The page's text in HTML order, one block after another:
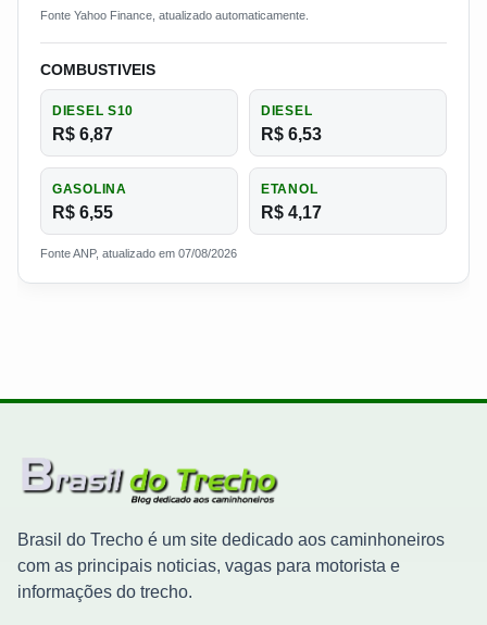
Fonte Yahoo Finance, atualizado automaticamente.
COMBUSTIVEIS
DIESEL S10
R$ 6,87
DIESEL
R$ 6,53
GASOLINA
R$ 6,55
ETANOL
R$ 4,17
Fonte ANP, atualizado em 07/08/2026
Brasil do Trecho é um site dedicado aos caminhoneiros
com as principais noticias, vagas para motorista e
informações do trecho.